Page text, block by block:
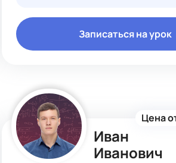
Записаться на урок
Иван
Иванович
Цена